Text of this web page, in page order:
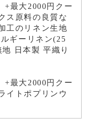
+最大2000円クー
ス原料の良質な
工のリネン生地
ギーリネン(25
日本製 平織り
+最大2000円クー
イトポプリンウ